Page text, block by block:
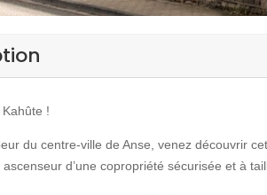
!
du centre-ville de Anse, venez découvrir
d’une copropriété sécurisée et à